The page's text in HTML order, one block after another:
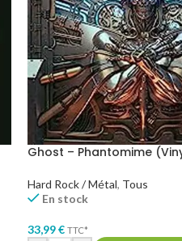
Ghost – Phantomime
Hard Rock / Métal, Tous
En stock
33,99€ TTC*